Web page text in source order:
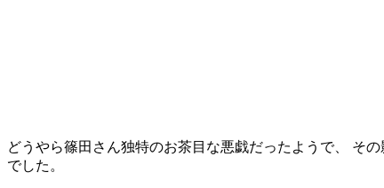
どうやら篠田さん独特のお茶目な悪戯だったようで、 そ
でした。